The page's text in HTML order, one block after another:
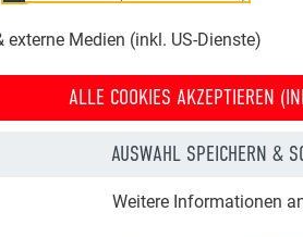
externe Medien (inkl. US-Dienste)
ALLE COOKIES AKZEPTIEREN
AUSWAHL SPEICHERN &
Weitere Informationen
sind nahezu grenzenlos.
bei großflächigen
stellen.